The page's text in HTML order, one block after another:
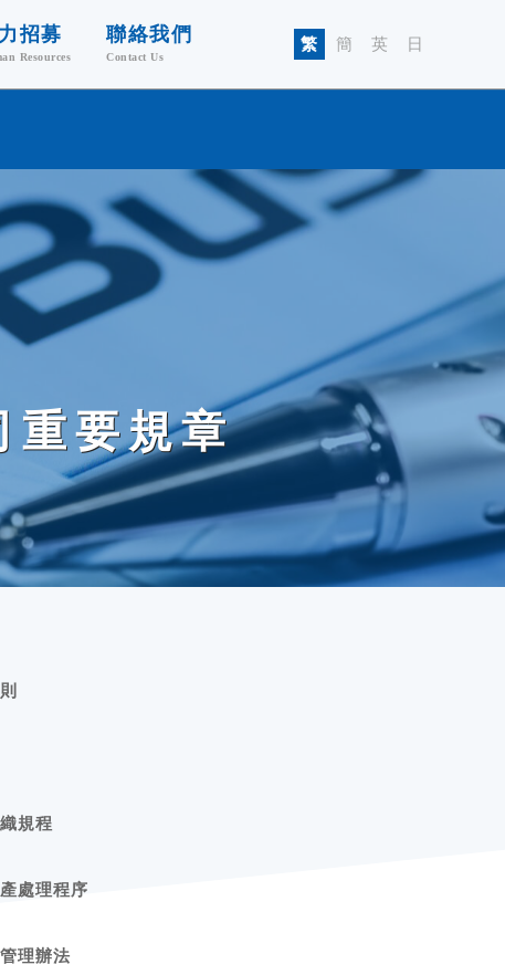
招募
Resources
入佳龍
與發展
委資訊
聯絡我們
Contact Us
繁 簡 英 日
重要規章
規程
處理程序
理辦法